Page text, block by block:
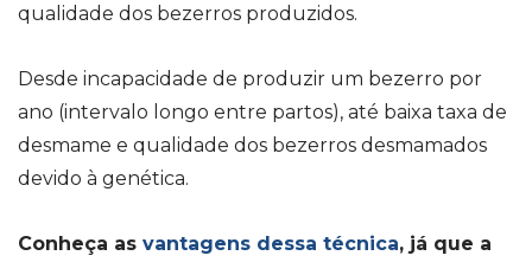
qualidade dos bezerros produzidos.
Desde incapacidade de produzir um bezerro por
ano (intervalo longo entre partos), até baixa taxa de
desmame e qualidade dos bezerros desmamados
devido à genética.
Conheça as vantagens dessa técnica, já que a